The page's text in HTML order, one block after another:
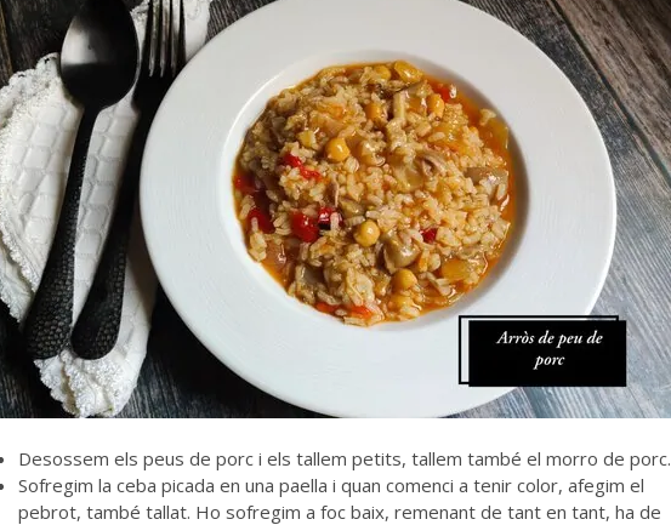
Desossem els peus de porc i els tallem petits, tallem també el morro de porc.
Sofregim la ceba picada en una paella i quan comenci a tenir color, afegim el
pebrot, també tallat. Ho sofregim a foc baix, remenant de tant en tant, ha de